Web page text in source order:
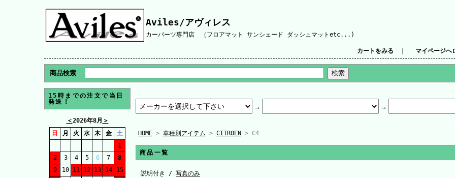
Aviles/アヴィレス
カーパーツ専門店 （フロアマット サンシェード ダッシュマットetc...)
カートをみる マイページへ
商品検索
15時までの注文で当日
発送！
＜2026年8月 ＞
日
月 火 水 木 金
土
1
2
3 4 5 6 7
8
9
10 11 12 13 14
15
HOME > 車種別アイテム > CITROEN > C4
商品一覧
説明付き / 写真のみ